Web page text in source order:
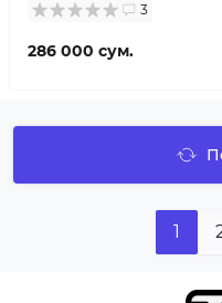
3
286 000 сум.
1